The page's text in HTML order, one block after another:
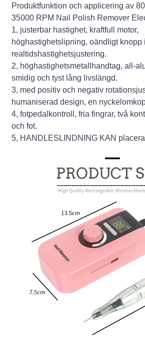
Produktfunktion och applicering av
35000 RPM Nail Polish Remover
1, justerbar hastighet, kraftfull motor,
höghastighetslipning, oändligt knopp i
realtidshastighetsjustering.
2, höghastighetsmetallhandtag, all-
smidig och tyst lång livslängd.
3, med positiv och negativ
humaniserad design, en
4, fotpedalkontroll, fria fingrar, två
och fot.
5, HANDLESLINDNING KAN